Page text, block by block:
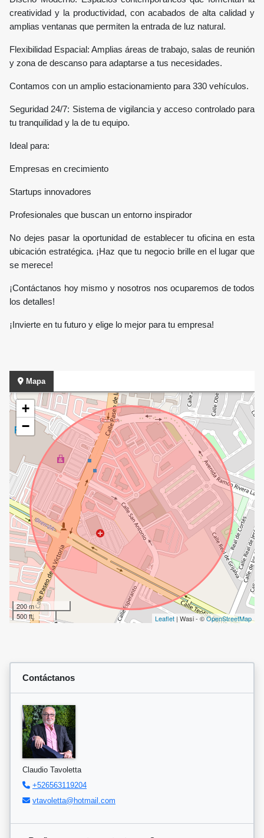
creatividad y la productividad, con acabados de alta calidad y
amplias ventanas que permiten la entrada de luz natural.
Flexibilidad Espacial: Amplias áreas de trabajo, salas de reunión
y zona de descanso para adaptarse a tus necesidades.
Contamos con un amplio estacionamiento para 330 vehículos.
Seguridad 24/7: Sistema de vigilancia y acceso controlado para
tu tranquilidad y la de tu equipo.
Ideal para:
Empresas en crecimiento
Startups innovadores
Profesionales que buscan un entorno inspirador
No dejes pasar la oportunidad de establecer tu oficina en esta
ubicación estratégica. ¡Haz que tu negocio brille en el lugar que
se merece!
¡Contáctanos hoy mismo y nosotros nos ocuparemos de todos
los detalles!
¡Invierte en tu futuro y elige lo mejor para tu empresa!
Mapa
+
−
200 m
500 ft
Leaflet | Wasi - ©OpenStreetMap
Contáctanos
Claudio Tavoletta
+526563119204
vtavoletta@hotmail.com